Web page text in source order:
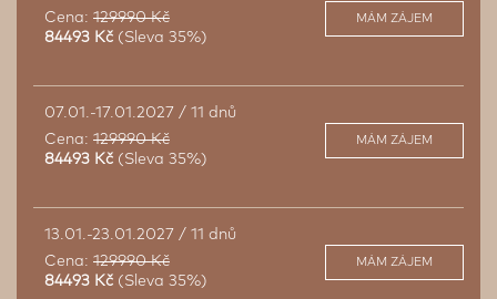
Cena: 129990 Kč
84493 Kč (Sleva 35%)
MÁM ZÁJEM
07.01.-17.01.2027 / 11 dnů
Cena: 129990 Kč
84493 Kč (Sleva 35%)
MÁM ZÁJEM
13.01.-23.01.2027 / 11 dnů
Cena: 129990 Kč
84493 Kč (Sleva 35%)
MÁM ZÁJEM